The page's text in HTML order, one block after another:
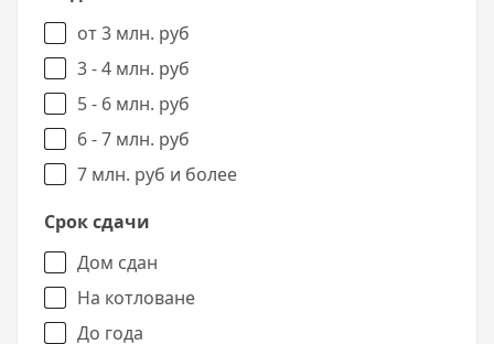
от 3 млн. руб
3 - 4 млн. руб
5 - 6 млн. руб
6 - 7 млн. руб
7 млн. руб и более
Срок сдачи
Дом сдан
На котловане
До года